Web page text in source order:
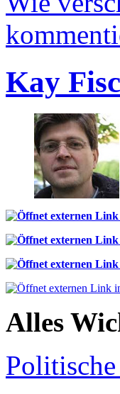
Kay
Alles